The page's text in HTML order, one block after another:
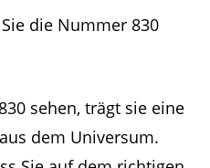
die Nummer 830
sehen, trägt sie eine
dem Universum.